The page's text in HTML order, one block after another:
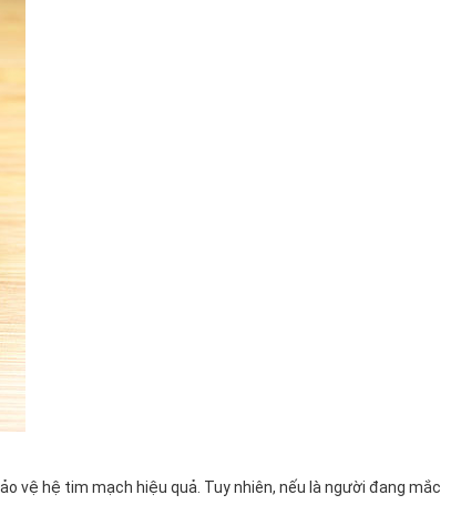
vệ hệ tim mạch hiệu quả. Tuy nhiên, nếu là người đang mắc